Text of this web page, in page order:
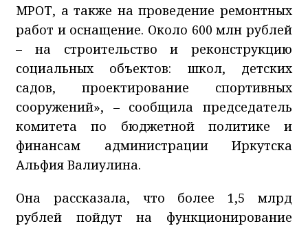
МРОТ, а также на проведение ремонтных
работ и оснащение. Около 600 млн рублей
– на строительство и реконструкцию
социальных объектов: школ, детских
садов, проектирование спортивных
сооружений», – сообщила председатель
комитета по бюджетной политике и
финансам администрации Иркутска
Альфия Валиулина.
Она рассказала, что более 1,5 млрд
рублей пойдут на функционирование